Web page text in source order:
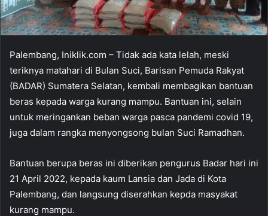
Palembang, Iniklik.com – Tidak ada kata lelah, meski
teriknya matahari di Bulan Suci, Barisan Pemuda Rakyat
(BADAR) Sumatera Selatan, kembali membagikan bantuan
beras kepada warga kurang mampu. Bantuan ini, selain
untuk meringankan beban warga pasca pandemi covid 19,
juga dalam rangka menyongsong bulan Suci Ramadhan.
Bantuan berupa beras ini diberikan pengurus Badar hari ini
21 April 2022, kepada kaum Lansia dan Jada di Kota
Palembang, dan langsung diserahkan kepda masyakat
kurang mampu.